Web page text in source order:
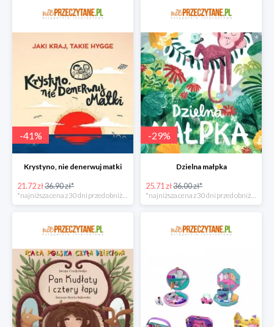
-41%
Krystyno, nie denerwuj matki
21.72 zł36.90 zł*
*najniższa cena z 30 dni przed obniżką
-29%
Dzielna małpka
25.71 zł36.00 zł*
*najniższa cena z 30 dni przed obniżką